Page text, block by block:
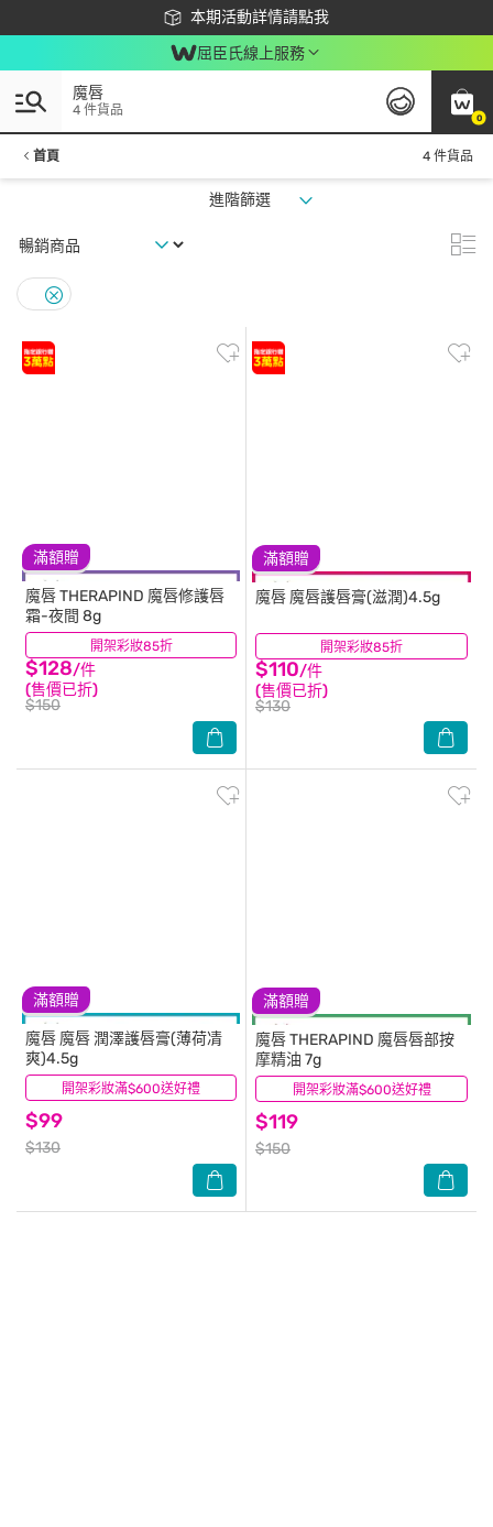
本期活動詳情請點我
下載app最高回饋$350
屈臣氏線上服務
0
魔唇
4 件貨品
首頁 4 件貨品
進階篩選
滿額贈
開架彩妝85折
魔唇THERAPIND 魔唇修護唇
霜-夜間 8g
$128/件
(售價已折)
$150
(55)
滿額贈
開架彩妝85折
魔唇 魔唇護唇膏(滋潤)4.5g
$110/件
(售價已折)
$130
(34)
滿額贈
開架彩妝滿$600送好禮
魔唇 魔唇 潤澤護唇膏(薄荷凊
爽)4.5g
$99
$130
(7)
滿額贈
開架彩妝滿$600送好禮
魔唇THERAPIND 魔唇唇部按
摩精油 7g
$119
$150
(3)